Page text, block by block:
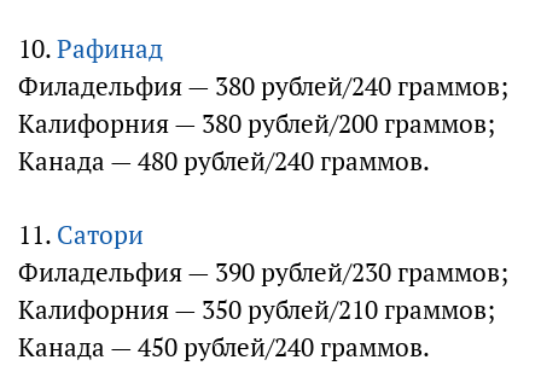
10.Рафинад
Филадельфия — 380 рублей/240 граммов;
Калифорния — 380 рублей/200 граммов;
Канада — 480 рублей/240 граммов.
11. Сатори
Филадельфия — 390 рублей/230 граммов;
Калифорния — 350 рублей/210 граммов;
Канада — 450 рублей/240 граммов.